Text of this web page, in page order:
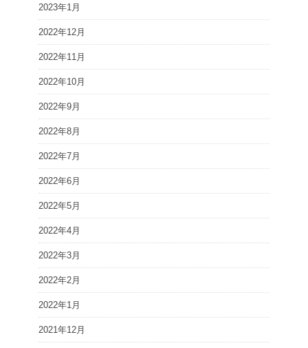
2023年1月
2022年12月
2022年11月
2022年10月
2022年9月
2022年8月
2022年7月
2022年6月
2022年5月
2022年4月
2022年3月
2022年2月
2022年1月
2021年12月